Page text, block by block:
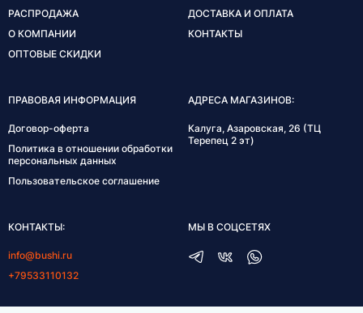
РАСПРОДАЖА
О КОМПАНИИ
ОПТОВЫЕ СКИДКИ
ДОСТАВКА И ОПЛАТА
КОНТАКТЫ
ПРАВОВАЯ ИНФОРМАЦИЯ
Договор-оферта
Политика в отношении обработки
персональных данных
Пользовательское соглашение
АДРЕСА МАГАЗИНОВ:
Калуга, Азаровская, 26 (ТЦ
Терепец 2 эт)
КОНТАКТЫ:
info@bushi.ru
+79533110132
МЫ В СОЦСЕТЯХ